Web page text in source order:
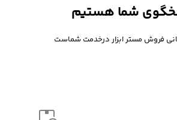
شما هستیم
فروش مستر ابزار درخدمت شماست